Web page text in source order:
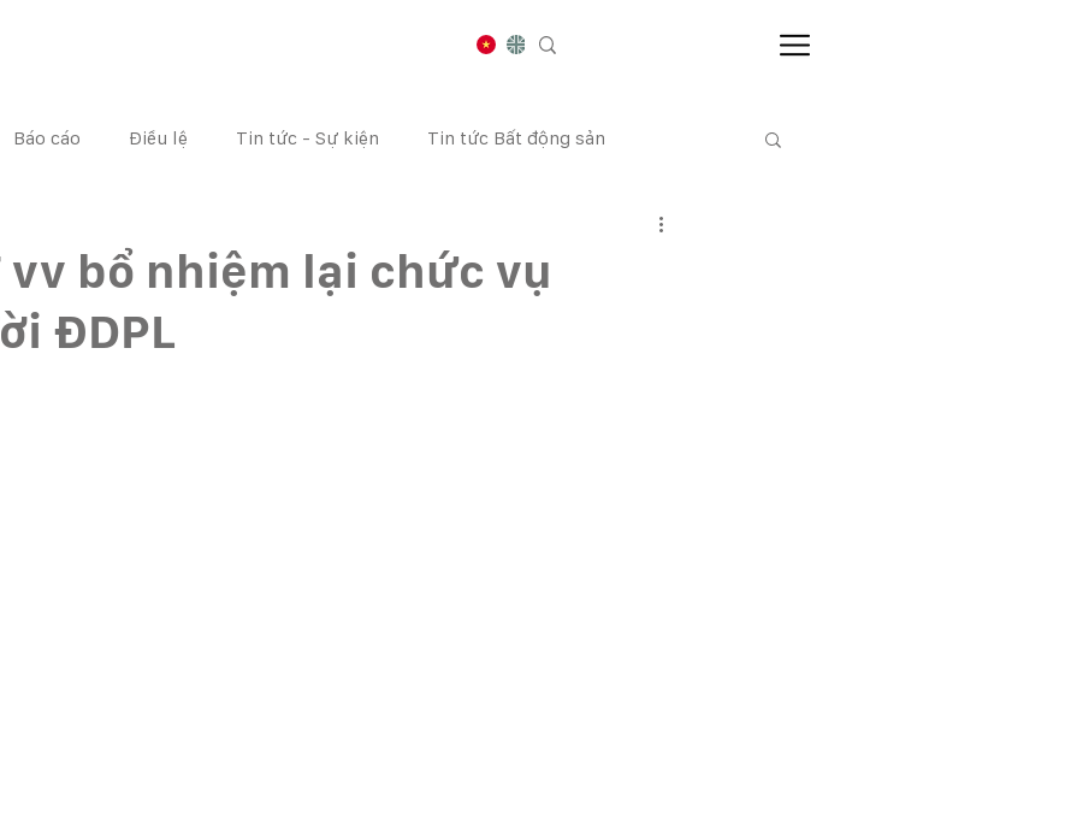
Báo cáo Điều lệ Tin tức - Sự kiện Tin tức Bất động sản
vv bổ nhiệm lại chức vụ
ĐDPL